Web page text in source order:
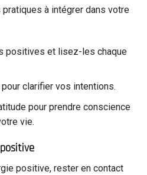
à intégrer dans votre
positives et lisez-les chaque
clarifier vos intentions.
pour prendre conscience
vie.
positive, rester en contact